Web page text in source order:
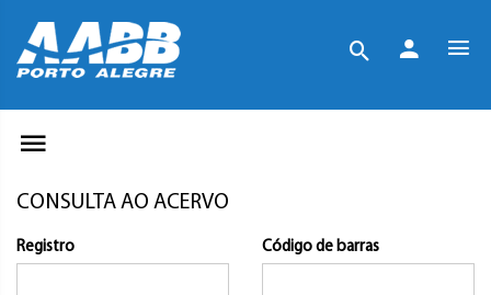
CONSULTA AO ACERVO
Registro Código de barras